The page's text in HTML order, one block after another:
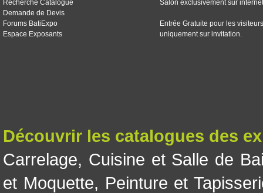
Recherche Catalogue
Demande de Devis
Forums BatiExpo
Espace Exposants
Salon exclusivement sur internet
Entrée Gratuite pour les visiteurs
uniquement sur invitation.
Découvrir les catalogues des
Carrelage, Cuisine et Salle de
et Moquette, Peinture et